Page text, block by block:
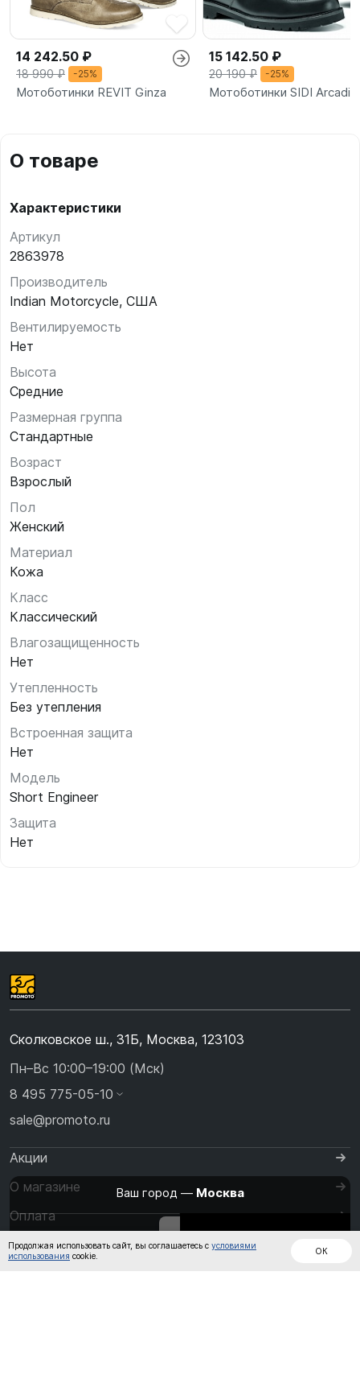
Дождевики Куртки Шлемы
14 242.50 ₽
18 990 ₽ -25%
Мотоботинки REVIT Ginza
15 142.50 ₽
20 190 ₽ -25%
Мотоботинки SIDI Arcadia
О товаре
Характеристики
Артикул
2863978
Производитель
Indian Motorcycle, США
Вентилируемость
Нет
Высота
Средние
Размерная группа
Стандартные
Возраст
Взрослый
Пол
Женский
Материал
Кожа
Класс
Классический
Влагозащищенность
Нет
Утепленность
Без утепления
Встроенная защита
Нет
Модель
Short Engineer
Защита
Нет
Сколковское ш., 31Б, Москва, 123103
Пн–Вс 10:00–19:00 (Мск)
8 495 775-05-10
sale@promoto.ru
Акции
О магазине
Оплата
Доставка
Ваш город — Москва
ОК
Продолжая использовать сайт, вы соглашаетесь с условиями
использования cookie.